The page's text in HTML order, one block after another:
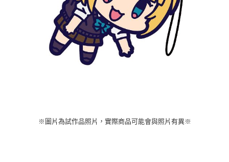
※圖片為試作品照片，實際商品可能會與照片有異※